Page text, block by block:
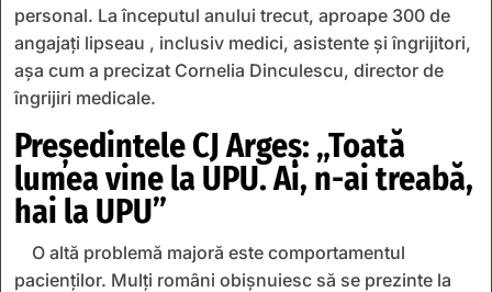
personal. La începutul anului trecut, aproape 300 de
angajați lipseau , inclusiv medici, asistente și îngrijitori,
așa cum a precizat Cornelia Dinculescu, director de
îngrijiri medicale.
Președintele CJ Argeș: „Toată
lumea vine la UPU. Ai, n-ai treabă,
hai la UPU”
O altă problemă majoră este comportamentul
pacienților. Mulți români obișnuiesc să se prezinte la